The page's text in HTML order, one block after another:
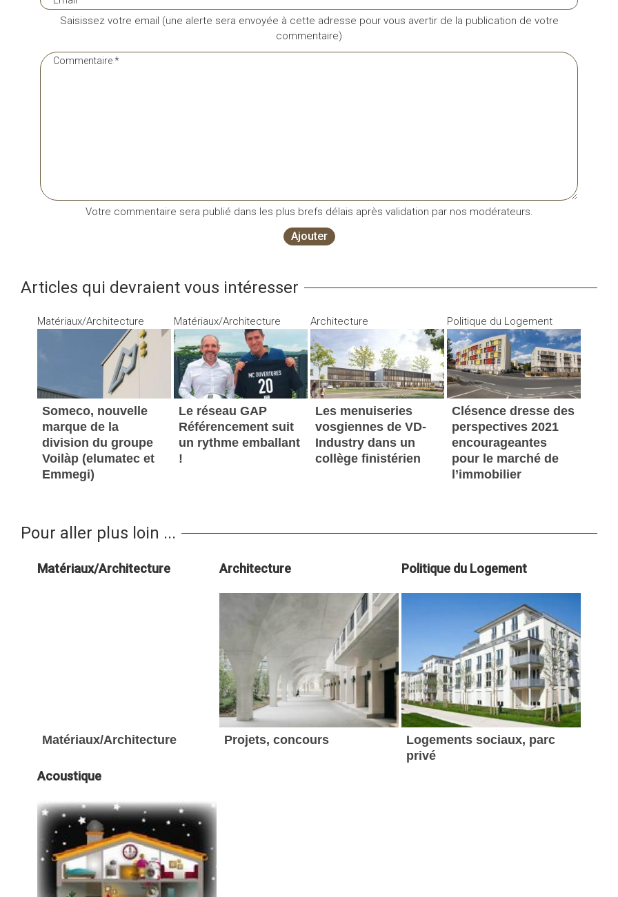
Saisissez votre email (une alerte sera envoyée à cette adresse pour vous avertir de la publication de votre
commentaire)
Votre commentaire sera publié dans les plus brefs délais après validation par nos modérateurs.
Ajouter
Articles qui devraient vous intéresser
Matériaux/Architecture
Someco, nouvelle
marque de la
division du groupe
Voilàp (elumatec et
Emmegi)
Matériaux/Architecture
Le réseau GAP
Référencement suit
un rythme emballant
!
Architecture
Les menuiseries
vosgiennes de VD-
Industry dans un
collège finistérien
Politique du Logement
Clésence dresse des
perspectives 2021
encourageantes
pour le marché de
l’immobilier
Pour aller plus loin ...
Matériaux/Architecture
Matériaux/Architecture
Architecture
Projets, concours
Politique du Logement
Logements sociaux, parc
privé
Acoustique